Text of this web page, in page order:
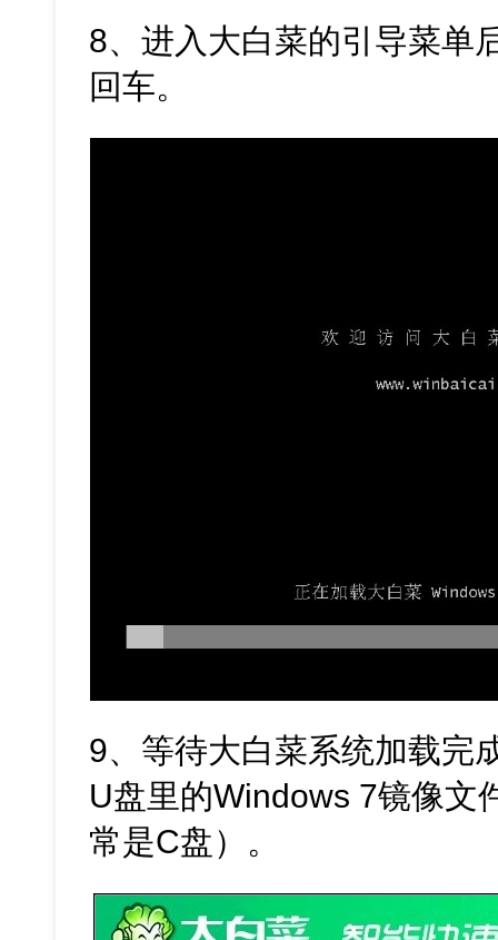
8、进入大白菜的引导菜单
回车。
9、等待大白菜系统加载完
U盘里的Windows 7镜像文
常是C盘）。